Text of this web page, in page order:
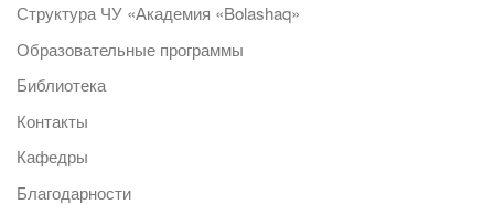
Структура ЧУ «Академия «Bolashaq»
Образовательные программы
Библиотека
Контакты
Кафедры
Благодарности